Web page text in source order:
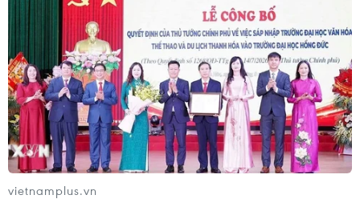
TIN CÙNG CHUYÊN MỤC
Hiện trường vụ ghe gỗ phát
nổ trên sông Sài Gòn khiến một
người thiệt mạng
08/08/2026 09:03
vietnamplus.vn